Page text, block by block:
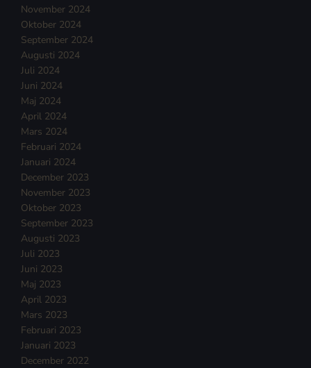
November 2024
Oktober 2024
September 2024
Augusti 2024
Juli 2024
Juni 2024
Maj 2024
April 2024
Mars 2024
Februari 2024
Januari 2024
December 2023
November 2023
Oktober 2023
September 2023
Augusti 2023
Juli 2023
Juni 2023
Maj 2023
April 2023
Mars 2023
Februari 2023
Januari 2023
December 2022